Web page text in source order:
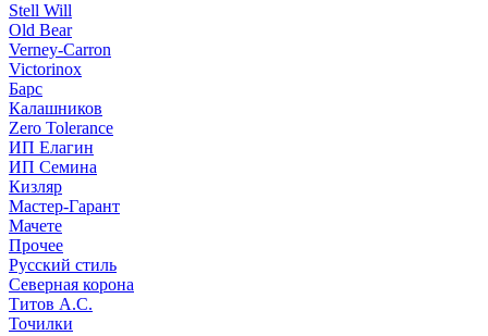
Stell Will
Old Bear
Verney-Carron
Victorinox
Барс
Калашников
Zero Tolerance
ИП Елагин
ИП Семина
Кизляр
Мастер-Гарант
Мачете
Прочее
Русский стиль
Северная корона
Титов А.С.
Точилки